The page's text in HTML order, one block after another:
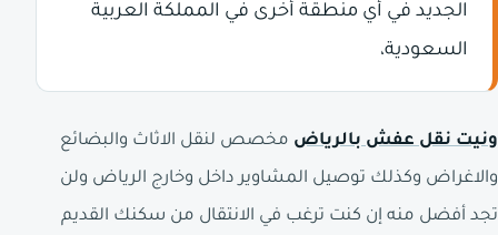
الجديد في أي منطقة أخرى في المملكة العربية
السعودية،
ونيت نقل عفش بالرياض مخصص لنقل الاثاث والبضائع
والاغراض وكذلك توصيل المشاوير داخل وخارج الرياض ولن
تجد أفضل منه إن كنت ترغب في الانتقال من سكنك القديم